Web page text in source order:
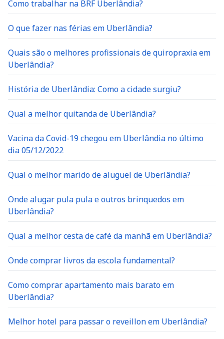
Como trabalhar na BRF Uberlândia?
O que fazer nas férias em Uberlândia?
Quais são o melhores profissionais de quiropraxia em
Uberlândia?
História de Uberlândia: Como a cidade surgiu?
Qual a melhor quitanda de Uberlândia?
Vacina da Covid-19 chegou em Uberlândia no último
dia 05/12/2022
Qual o melhor marido de aluguel de Uberlândia?
Onde alugar pula pula e outros brinquedos em
Uberlândia?
Qual a melhor cesta de café da manhã em Uberlândia?
Onde comprar livros da escola fundamental?
Como comprar apartamento mais barato em
Uberlândia?
Melhor hotel para passar o reveillon em Uberlândia?